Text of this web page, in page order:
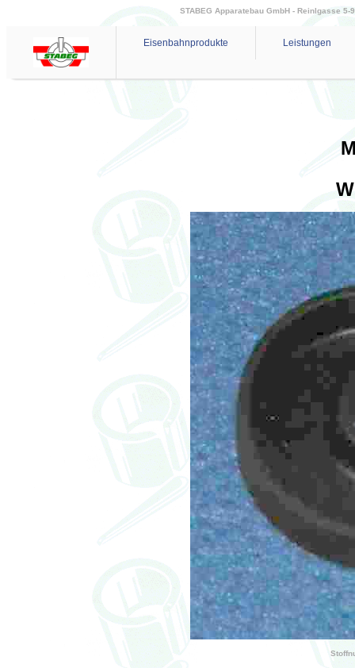
STABEG Apparatebau GmbH - Reinlgasse 5-
Eisenbahnprodukte Leistungen